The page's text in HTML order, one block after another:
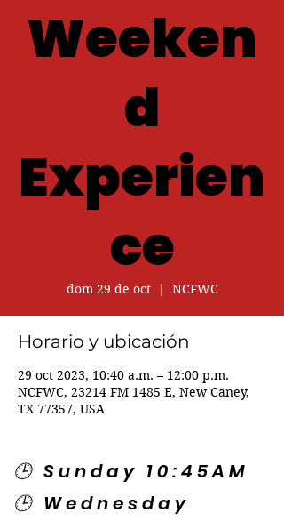
Weeken
d
Experien
ce
dom 29 de oct
  |
NCFWC
Horario y ubicación
29 oct 2023, 10:40 a.m. – 12:00 p.m.
NCFWC, 23214 FM 1485 E, New Caney,
TX 77357, USA
🕒 Sunday 10:45AM
🕒 Wednesday